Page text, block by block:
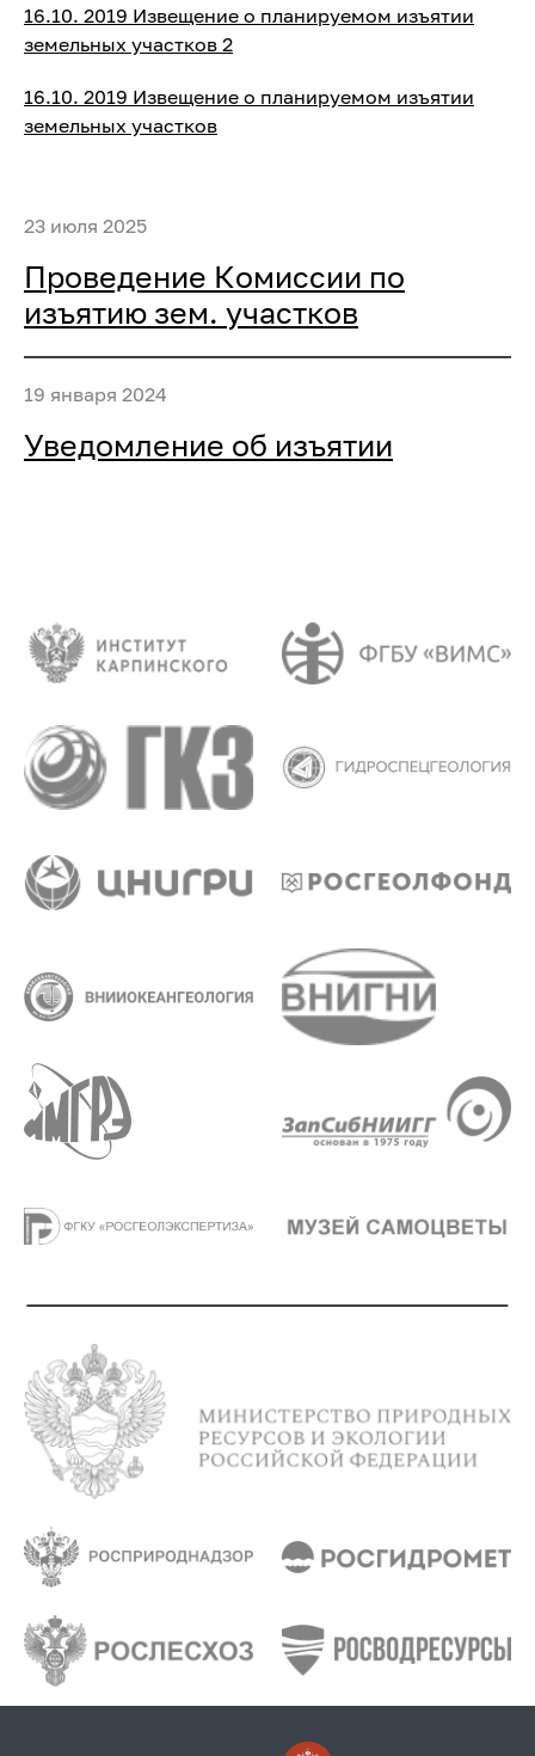
16.10. 2019 Извещение о планируемом изъятии
земельных участков 2
16.10. 2019 Извещение о планируемом изъятии
земельных участков
23 июля 2025
Проведение Комиссии по
изъятию зем. участков
19 января 2024
Уведомление об изъятии